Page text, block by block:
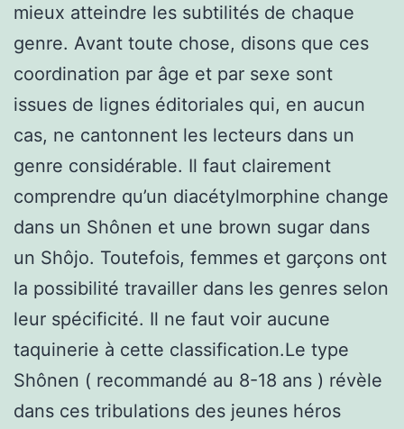
mieux atteindre les subtilités de chaque
genre. Avant toute chose, disons que ces
coordination par âge et par sexe sont
issues de lignes éditoriales qui, en aucun
cas, ne cantonnent les lecteurs dans un
genre considérable. Il faut clairement
comprendre qu’un diacétylmorphine change
dans un Shônen et une brown sugar dans
un Shôjo. Toutefois, femmes et garçons ont
la possibilité travailler dans les genres selon
leur spécificité. Il ne faut voir aucune
taquinerie à cette classification.Le type
Shônen ( recommandé au 8-18 ans ) révèle
dans ces tribulations des jeunes héros